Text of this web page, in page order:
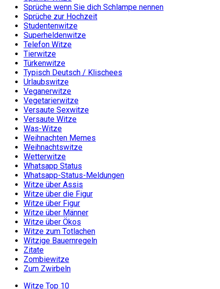
Sprüche wenn Sie dich Schlampe nennen
Sprüche zur Hochzeit
Studentenwitze
Superheldenwitze
Telefon Witze
Tierwitze
Türkenwitze
Typisch Deutsch / Klischees
Urlaubswitze
Veganerwitze
Vegetarierwitze
Versaute Sexwitze
Versaute Witze
Was-Witze
Weihnachten Memes
Weihnachtswitze
Wetterwitze
Whatsapp Status
Whatsapp-Status-Meldungen
Witze über Assis
Witze über die Figur
Witze über Figur
Witze über Männer
Witze über Ökos
Witze zum Totlachen
Witzige Bauernregeln
Zitate
Zombiewitze
Zum Zwirbeln
Witze Top 10